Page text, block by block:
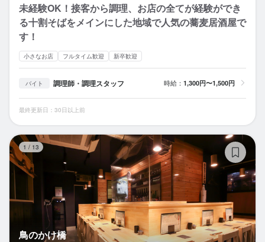
未経験OK！接客から調理、お店の全てが経験ができ
る十割そばをメインにした地域で人気の蕎麦居酒屋で
す！
小さなお店 フルタイム歓迎 新卒歓迎
バイト 調理師・調理スタッフ 時給： 1,300円〜1,500円
最終更新日：30日以上前
1 / 13
鳥のかけ橋